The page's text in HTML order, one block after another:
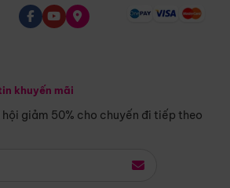
khuyến mãi
giảm 50% cho chuyến đi tiếp theo